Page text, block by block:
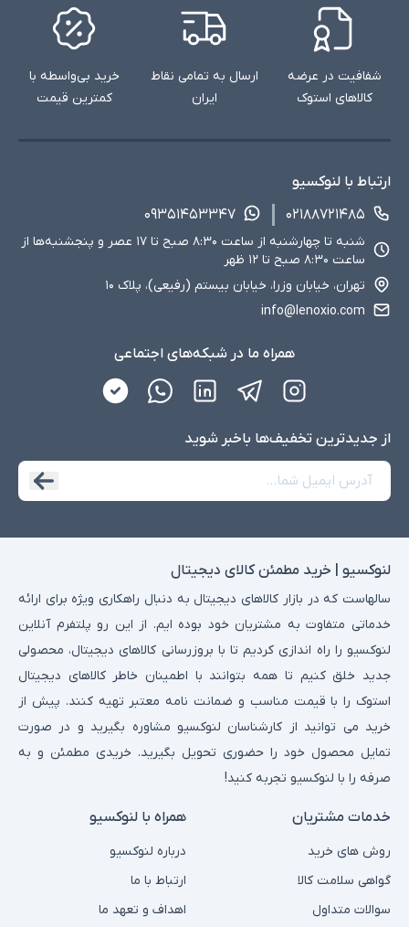
شفافیت در عرضه
کالاهای استوک
ارسال به تمامی نقاط
ایران
خرید بی‌واسطه با
کمترین قیمت
ارتباط با لنوکسیو
۰۲۱۸۸۷۲۱۴۸۵
۰۹۳۵۱۴۵۳۳۴۷
شنبه تا چهارشنبه از ساعت ۸:۳۰ صبح تا ۱۷ عصر و پنجشنبه‌ها از
ساعت ۸:۳۰ صبح تا ۱۲ ظهر
تهران، خیابان وزرا، خیابان بیستم (رفیعی)، پلاک ۱۰
info@lenoxio.com
همراه ما در شبکه‌های اجتماعی
از جدید‌ترین تخفیف‌ها با‌خبر شوید
لنوکسیو | خرید مطمئن کالای دیجیتال
سالهاست که در بازار کالاهای دیجیتال به دنبال راهکاری ویژه برای ارائه
خدماتی متفاوت به مشتریان خود بوده ایم. از این رو پلتفرم آنلاین
لنوکسیو را راه اندازی کردیم تا با بروزرسانی کالاهای دیجیتال، محصولی
جدید خلق کنیم تا همه بتوانند با اطمینان خاطر کالاهای دیجیتال
استوک را با قیمت مناسب و ضمانت نامه معتبر تهیه کنند. پیش از
خرید می توانید از کارشناسان لنوکسیو مشاوره بگیرید و در صورت
تمایل محصول خود را حضوری تحویل بگیرید. خریدی مطمئن و به
صرفه را با لنوکسیو تجربه کنید!
خدمات مشتریان
روش های خرید
گواهی سلامت کالا
سوالات متداول
همراه با لنوکسیو
درباره لنوکسیو
ارتباط با ما
اهداف و تعهد ما